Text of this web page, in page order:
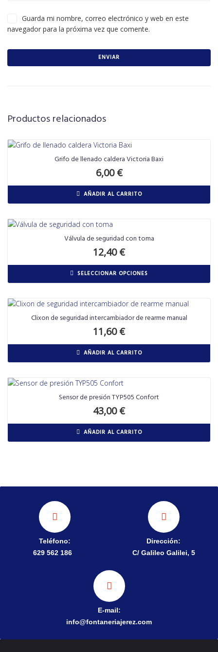
Guarda mi nombre, correo electrónico y web en este
navegador para la próxima vez que comente.
Productos relacionados
Grifo de llenado caldera Victoria Baxi
6,00€
AÑADIR AL CARRITO
Válvula de seguridad con toma
12,40€
SELECCIONAR OPCIONES
Clixon de seguridad intercambiador de rearme manual
11,60€
AÑADIR AL CARRITO
Sensor de presión TYP505 Confort
43,00€
AÑADIR AL CARRITO
Teléfono:
629 562 186
Dirección:
C/ Galileo Galilei, 5
E-mail:
info@fontaneriajerez.com